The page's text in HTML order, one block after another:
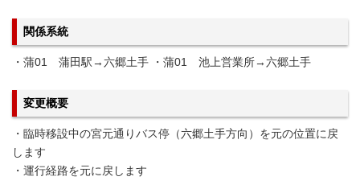
関係系統
・蒲01 蒲田駅→六郷土手 ・蒲01 池上営業所→六郷土手
変更概要
・臨時移設中の宮元通りバス停（六郷土手方向）を元の位置に戻
します
・運行経路を元に戻します